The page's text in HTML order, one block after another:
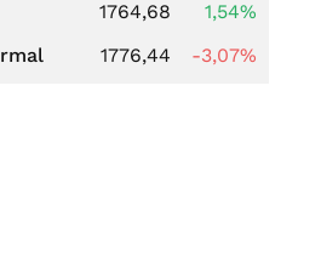
1764,68
1,54%
1776,44 -3,07%